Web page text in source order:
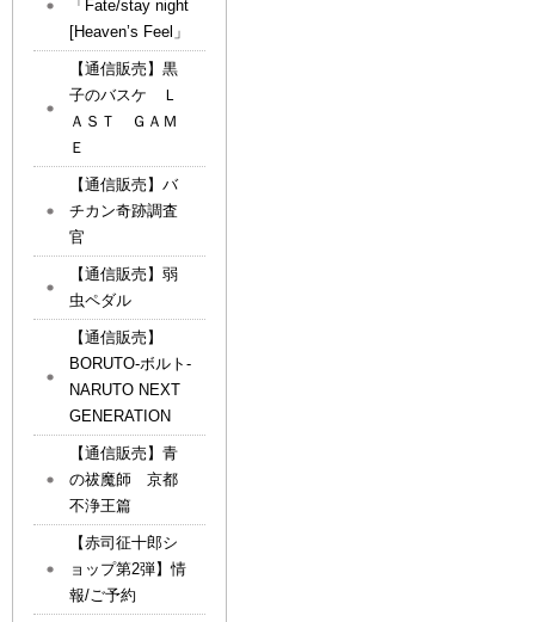
「Fate/stay night
[Heaven’s Feel」
【通信販売】黒
子のバスケ Ｌ
ＡＳＴ ＧＡＭ
Ｅ
【通信販売】バ
チカン奇跡調査
官
【通信販売】弱
虫ペダル
【通信販売】
BORUTO-ボルト-
NARUTO NEXT
GENERATION
【通信販売】青
の祓魔師 京都
不浄王篇
【赤司征十郎シ
ョップ第2弾】情
報/ご予約